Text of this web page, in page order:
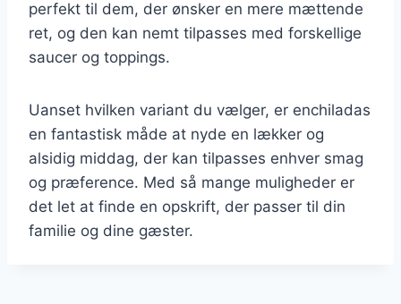
perfekt til dem, der ønsker en mere mættende
ret, og den kan nemt tilpasses med forskellige
saucer og toppings.
Uanset hvilken variant du vælger, er enchiladas
en fantastisk måde at nyde en lækker og
alsidig middag, der kan tilpasses enhver smag
og præference. Med så mange muligheder er
det let at finde en opskrift, der passer til din
familie og dine gæster.